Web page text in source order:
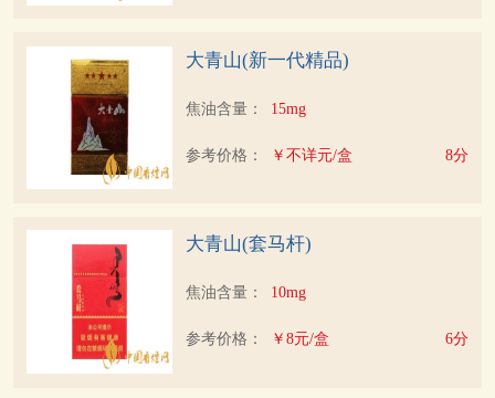
大青山(新一代精品)
焦油含量： 15mg
参考价格： ￥不详元/盒 8分
大青山(套马杆)
焦油含量： 10mg
参考价格： ￥8元/盒 6分